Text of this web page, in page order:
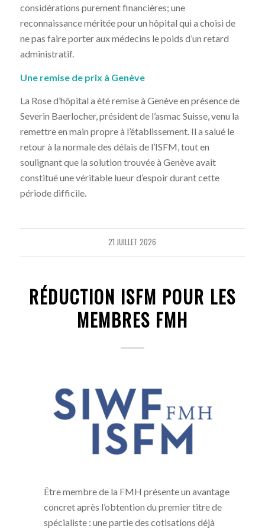
considérations purement financières; une
reconnaissance méritée pour un hôpital qui a choisi de
ne pas faire porter aux médecins le poids d’un retard
administratif.
Une remise de prix à Genève
La Rose d’hôpital a été remise à Genève en présence de
Severin Baerlocher, président de l’asmac Suisse, venu la
remettre en main propre à l’établissement. Il a salué le
retour à la normale des délais de l’ISFM, tout en
soulignant que la solution trouvée à Genève avait
constitué une véritable lueur d’espoir durant cette
période difficile.
21 JUILLET 2026
RÉDUCTION ISFM POUR LES
MEMBRES FMH
Être membre de la FMH présente un avantage
concret après l’obtention du premier titre de
spécialiste : une partie des cotisations déjà